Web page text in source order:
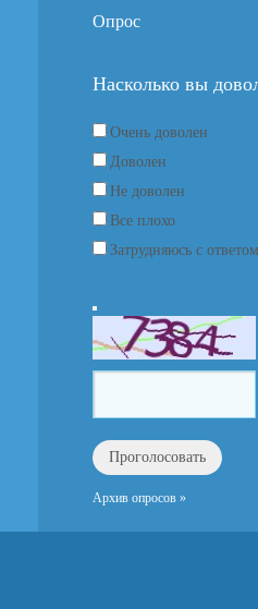
Опрос
Насколько вы
Очень доволен
Доволен
Не доволен
Все плохо
Затрудняюсь с ответом
Архив опросов »